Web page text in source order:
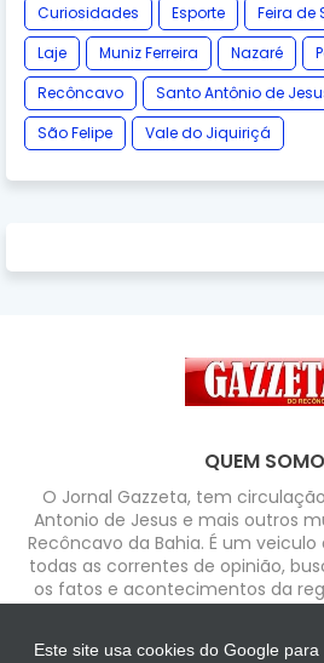
Este site usa cookies do Google para
Curiosidades
Esporte Feira de
Laje
Muniz Ferreira Nazaré
Recôncavo
Santo Antônio de
São Felipe
Vale do Jiquiriçá
QUEM
O Jornal Gazzeta, tem
Antonio de Jesus e mais outros
Recôncavo da Bahia. É um
todas as correntes de opinião,
os fatos e acontecimentos da
com credibilidade. Possui
segmentos que enfocam
de forma independente tendo